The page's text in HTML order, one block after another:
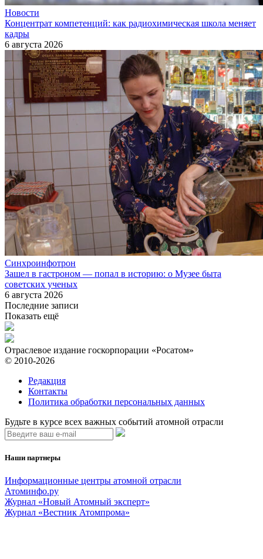
Новости
Концентрат компетенций: как радиохимическая школа меняет
кадры
6 августа 2026
Синхроинфотрон
Зашел в гастроном — попал в историю: о Музее быта
советских ученых
6 августа 2026
Последние записи
Показать ещё
Отраслевое издание госкорпорации «Росатом»
© 2010-2026
Редакция
Контакты
Политика обработки персональных данных
Будьте в курсе всех важных событий атомной отрасли
Наши партнеры
Информационные центры атомной отрасли
Атоминфо.ру
Журнал «Новый Атомный эксперт»
Журнал «Вестник Атомпрома»